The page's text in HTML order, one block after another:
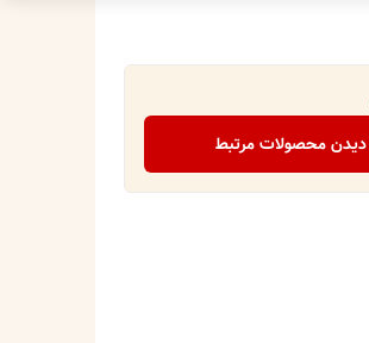
دیدن محصولات مرتبط